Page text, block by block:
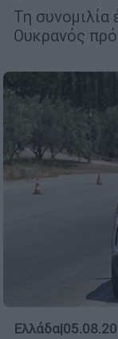
Τη συνομιλία
Ουκρανός
Ελλάδα|